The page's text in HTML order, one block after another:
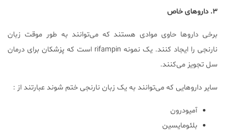
۳. داروهای خاص
برخی داروها حاوی موادی هستند که می‌توانند به طور موقت زبان
نارنجی را ایجاد کنند. یک نمونه rifampin است که پزشکان برای درمان
سل تجویز می‌کنند.
سایر داروهایی که می‌توانند به یک زبان نارنجی ختم شوند عبارتند از :
آمیودرون
بلئومایسین